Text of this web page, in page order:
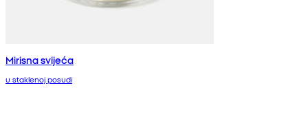
Mirisna svijeća
u staklenoj posudi